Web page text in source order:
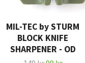
MIL-TEC by STURM
BLOCK KNIFE
SHARPENER - OD